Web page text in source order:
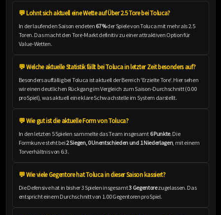
💬 Lohnt sich aktuell eine Wette auf Über 2.5 Tore bei Toluca?
In der laufenden Saison endeten 67%der Spiele von Toluca mit mehr als 2.5
Toren. Das macht den Tore-Markt definitiv zu einer attraktiven Option für
Value-Wetten.
💬 Welche aktuelle Statistik fällt bei Toluca in letzter Zeit besonders auf?
Besonders auffällig bei Toluca ist aktuell der Bereich 'Erzielte Tore'. Hier sehen
wir einen deutlichen Rückgang im Vergleich zum Saison-Durchschnitt (0.00
pro Spiel), was aktuell eine klare Schwachstelle im System darstellt.
💬 Wie gut ist die aktuelle Form von Toluca?
In den letzten 5 Spielen sammelte das Team insgesamt 6 Punkte. Die
Formkurve steht bei2 Siegen, 0 Unentschieden und 1 Niederlagen, mit einem
Torverhältnis von 6:3.
💬 Wie viele Gegentore hat Toluca in dieser Saison kassiert?
Die Defensive hat in bisher 3 Spielen insgesamt3 Gegentorezugelassen. Das
entspricht einem Durchschnitt von 1.00 Gegentoren pro Spiel.